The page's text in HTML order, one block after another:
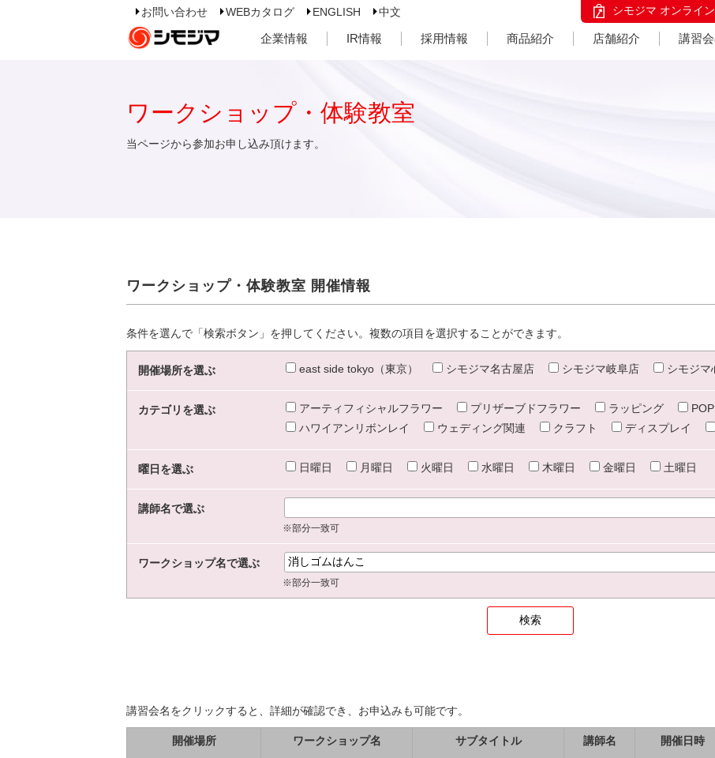
お問い合わせ WEBカタログ ENGLISH 中文 シモジマ オンライ
企業情報 IR情報 採用情報 商品紹介 店舗紹介 講習
ワークショップ・体験教室
当ページから参加お申し込み頂けます。
ワークショップ・体験教室 開催情報
条件を選んで「検索ボタン」を押してください。複数の項目を選択することができます。
開催場所を選ぶ east side tokyo（東京） シモジマ名古屋店 シモジマ岐阜店 シモジマ
カテゴリを選ぶ アーティフィシャルフラワー プリザーブドフラワー ラッピング POP
ハワイアンリボンレイ
ウェディング関連 クラフト ディスプレイ
曜日を選ぶ 日曜日 月曜日 火曜日 水曜日 木曜日 金曜日 土曜日
講師名で選ぶ
※部分一致可
ワークショップ名で選ぶ
※部分一致可
講習会名をクリックすると、詳細が確認でき、お申込みも可能です。
開催場所 ワークショップ名 サブタイトル 講師名 開催日時